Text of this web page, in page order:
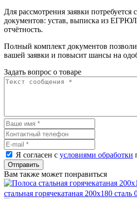
Для рассмотрения заявки потребуется
документов: устав, выписка из ЕГРЮЛ
отчётность.
Полный комплект документов
вашей заявки и повысит шансы на
Задать вопрос о товаре
Я согласен с условиями обработки
Отправить
Вам также может понравиться
стальная горячекатаная 200х180 сталь